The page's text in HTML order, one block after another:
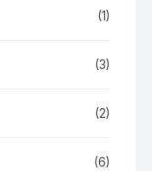
(1)
(3)
(2)
(6)